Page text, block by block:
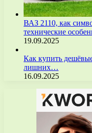
ВАЗ 2110, как
технические
19.09.2025
Как купить
лишних…
16.09.2025